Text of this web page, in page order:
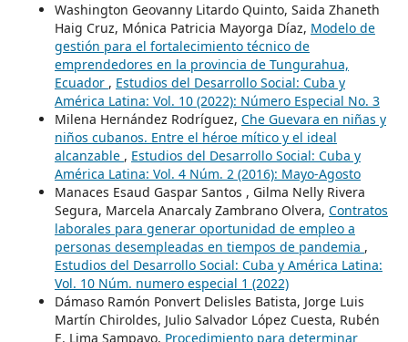
Washington Geovanny Litardo Quinto, Saida Zhaneth
Haig Cruz, Mónica Patricia Mayorga Díaz, Modelo de
gestión para el fortalecimiento técnico de
emprendedores en la provincia de Tungurahua,
Ecuador , Estudios del Desarrollo Social: Cuba y
América Latina: Vol. 10 (2022): Número Especial No. 3
Milena Hernández Rodríguez, Che Guevara en niñas y
niños cubanos. Entre el héroe mítico y el ideal
alcanzable , Estudios del Desarrollo Social: Cuba y
América Latina: Vol. 4 Núm. 2 (2016): Mayo-Agosto
Manaces Esaud Gaspar Santos , Gilma Nelly Rivera
Segura, Marcela Anarcaly Zambrano Olvera, Contratos
laborales para generar oportunidad de empleo a
personas desempleadas en tiempos de pandemia ,
Estudios del Desarrollo Social: Cuba y América Latina:
Vol. 10 Núm. numero especial 1 (2022)
Dámaso Ramón Ponvert Delisles Batista, Jorge Luis
Martín Chiroldes, Julio Salvador López Cuesta, Rubén
E. Lima Sampayo, Procedimiento para determinar